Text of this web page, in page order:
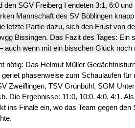
den SGV Freiberg I endeten 3:1, 6:0
Mannschaft des SV Böblingen
letzte Partie dazu, sich den Frust von
Bissingen. Das Fazit des Tages: Ein
auch wenn mit ein bisschen Glück noch
nötig: Das Helmut Müller
phasenweise zum Schaulaufen für
Zweiflingen, TSV Grünbühl, SGM
Die Ergebnisse: 11:0, 10:0, 4:0, 4:1.
ins Finale ein, wo das Team gegen den